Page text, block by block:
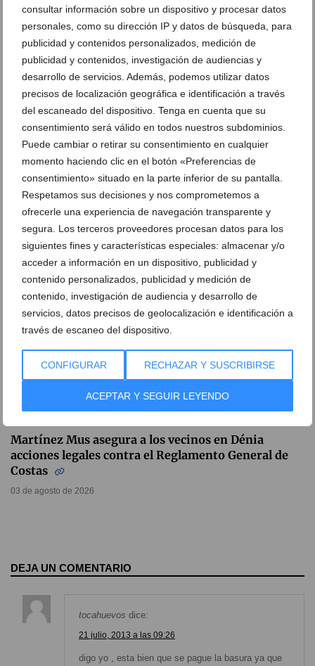
consultar información sobre un dispositivo y procesar datos
personales, como su dirección IP y datos de búsqueda, para
publicidad y contenidos personalizados, medición de
publicidad y contenidos, investigación de audiencias y
desarrollo de servicios. Además, podemos utilizar datos
precisos de localización geográfica e identificación a través
del escaneado del dispositivo. Tenga en cuenta que su
consentimiento será válido en todos nuestros subdominios.
Puede cambiar o retirar su consentimiento en cualquier
momento haciendo clic en el botón «Preferencias de
consentimiento» situado en la parte inferior de su pantalla.
Respetamos sus decisiones y nos comprometemos a
ofrecerle una experiencia de navegación transparente y
segura. Los terceros proveedores procesan datos para los
siguientes fines y características especiales: almacenar y/o
acceder a información en un dispositivo, publicidad y
contenido personalizados, publicidad y medición de
contenido, investigación de audiencia y desarrollo de
servicios, datos precisos de geolocalización e identificación a
través de escaneo del dispositivo.
CONFIGURAR RECHAZAR Y SUSCRIBIRSE
ACEPTAR Y SEGUIR LEYENDO
La donación de sangre festera en Dénia logra 51
unidades
03 de agosto de 2026
Martínez Mus asegura a los vecinos en Dénia
acciones legales contra el Reglamento General de
Costas
03 de agosto de 2026
DEJA UN COMENTARIO
tocahuevos dice:
21 julio, 2013 a las 09:26
digo yo , esta bien que se pague la basura ya que